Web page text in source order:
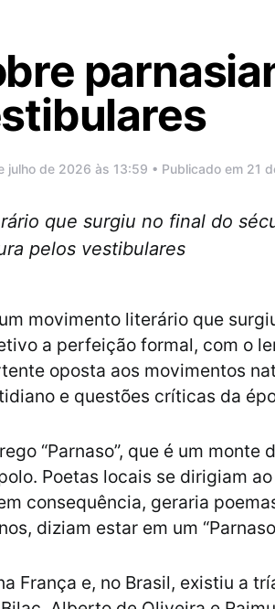
julho de 2026 às 13:59 • Publicado em 21
que surgiu no final do
pelos vestibulares
movimento literário que
a perfeição formal, com o
oposta aos movimentos
e questões críticas da
“Parnaso”, que é um monte
Poetas locais se dirigiam
consequência, geraria
diziam estar em um
França e, no Brasil, existiu a